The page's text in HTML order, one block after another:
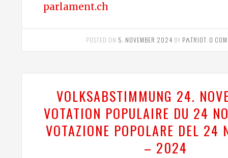
parlament.ch
POSTED ON 5. NOVEMBER 2024 BY PΛTRIOT 0
VOLKSABSTIMMUNG 24.
VOTATION POPULAIRE DU 24
VOTAZIONE POPOLARE DEL 24
– 2024